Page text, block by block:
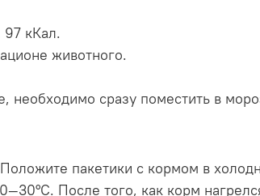
97 кКал.
животного.
необходимо сразу поместить в
пакетики с кормом в
После того, как корм